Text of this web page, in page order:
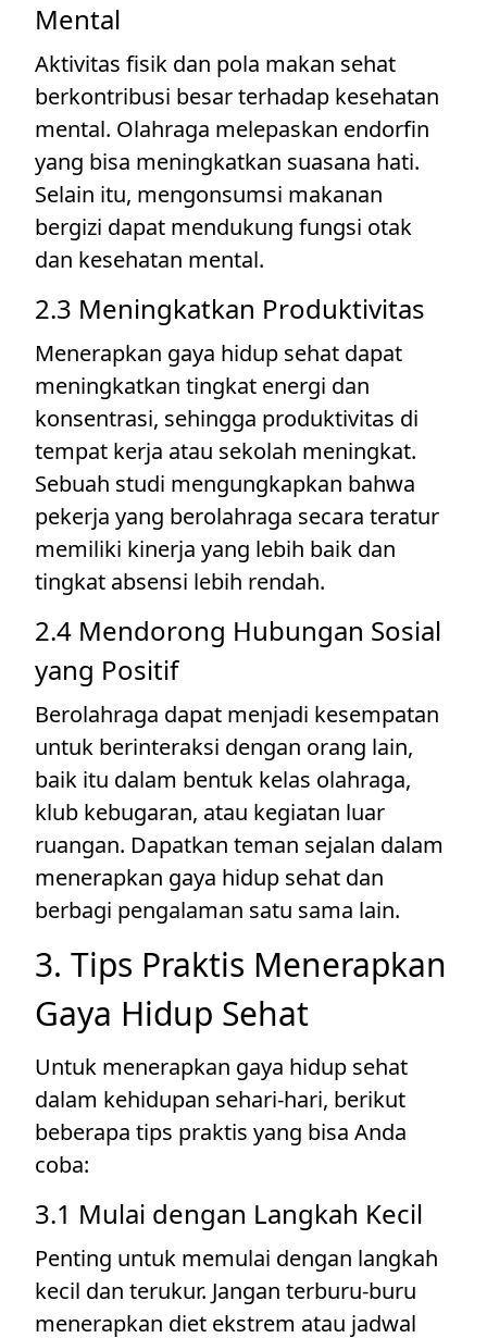
Mental
Aktivitas fisik dan pola makan sehat
berkontribusi besar terhadap kesehatan
mental. Olahraga melepaskan endorfin
yang bisa meningkatkan suasana hati.
Selain itu, mengonsumsi makanan
bergizi dapat mendukung fungsi otak
dan kesehatan mental.
2.3 Meningkatkan Produktivitas
Menerapkan gaya hidup sehat dapat
meningkatkan tingkat energi dan
konsentrasi, sehingga produktivitas di
tempat kerja atau sekolah meningkat.
Sebuah studi mengungkapkan bahwa
pekerja yang berolahraga secara teratur
memiliki kinerja yang lebih baik dan
tingkat absensi lebih rendah.
2.4 Mendorong Hubungan Sosial
yang Positif
Berolahraga dapat menjadi kesempatan
untuk berinteraksi dengan orang lain,
baik itu dalam bentuk kelas olahraga,
klub kebugaran, atau kegiatan luar
ruangan. Dapatkan teman sejalan dalam
menerapkan gaya hidup sehat dan
berbagi pengalaman satu sama lain.
3. Tips Praktis Menerapkan
Gaya Hidup Sehat
Untuk menerapkan gaya hidup sehat
dalam kehidupan sehari-hari, berikut
beberapa tips praktis yang bisa Anda
coba:
3.1 Mulai dengan Langkah Kecil
Penting untuk memulai dengan langkah
kecil dan terukur. Jangan terburu-buru
menerapkan diet ekstrem atau jadwal